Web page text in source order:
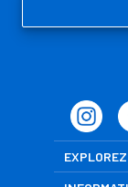
EXPLOREZ